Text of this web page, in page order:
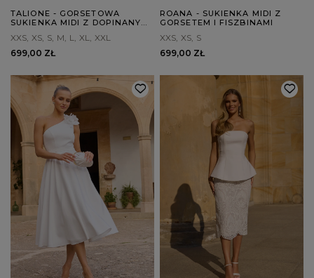
TALIONE - GORSETOWA
SUKIENKA MIDI Z DOPINANYMI
XXS XS S M L XL XXL
699,00 ZŁ
ROANA - SUKIENKA MIDI Z
GORSETEM I FISZBINAMI
XXS XS S
699,00 ZŁ